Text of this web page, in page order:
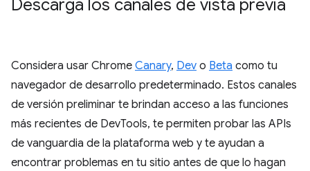
Descarga los canales de vista previa
Considera usar Chrome Canary, Dev o Beta como tu
navegador de desarrollo predeterminado. Estos canales
de versión preliminar te brindan acceso a las funciones
más recientes de DevTools, te permiten probar las APIs
de vanguardia de la plataforma web y te ayudan a
encontrar problemas en tu sitio antes de que lo hagan